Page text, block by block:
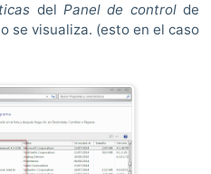
del Panel de controlde
se visualiza. (esto en el caso